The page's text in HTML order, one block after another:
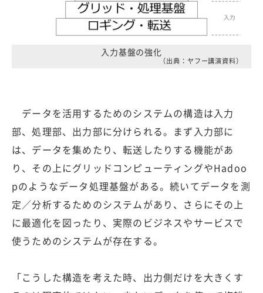
入力基盤の強化
（出典：ヤフー講演資料）
データを活用するためのシステムの構造は入力
部、処理部、出力部に分けられる。まず入力部に
は、データを集めたり、転送したりする機能があ
り、その上にグリッドコンピューティングやHadoo
pのようなデータ処理基盤がある。続いてデータを測
定／分析するためのシステムがあり、さらにその上
に最適化を図ったり、実際のビジネスやサービスで
使うためのシステムが存在する。
「こうした構造を考えた時、出力側だけを大きくす